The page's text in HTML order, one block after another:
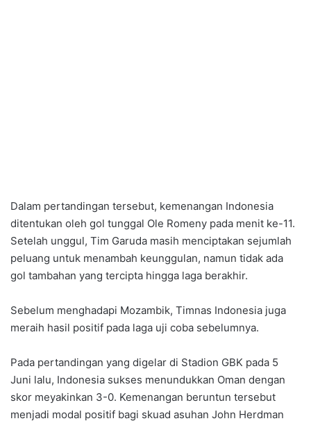
Dalam pertandingan tersebut, kemenangan Indonesia
ditentukan oleh gol tunggal Ole Romeny pada menit ke-11.
Setelah unggul, Tim Garuda masih menciptakan sejumlah
peluang untuk menambah keunggulan, namun tidak ada
gol tambahan yang tercipta hingga laga berakhir.
Sebelum menghadapi Mozambik, Timnas Indonesia juga
meraih hasil positif pada laga uji coba sebelumnya.
Pada pertandingan yang digelar di Stadion GBK pada 5
Juni lalu, Indonesia sukses menundukkan Oman dengan
skor meyakinkan 3-0. Kemenangan beruntun tersebut
menjadi modal positif bagi skuad asuhan John Herdman